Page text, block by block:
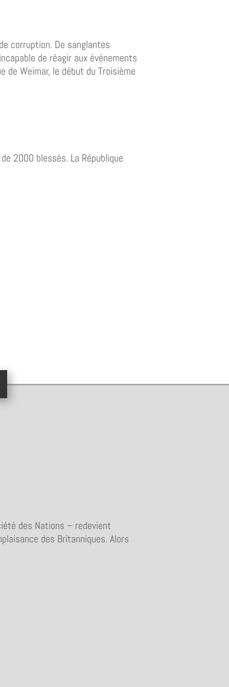
corruption. De sanglantes
de réagir aux événements
de Weimar, le début du Troisième
2000 blessés. La République
des Nations – redevient
des Britanniques. Alors